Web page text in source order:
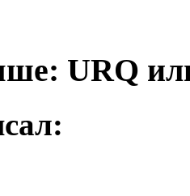
URQ